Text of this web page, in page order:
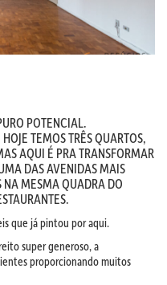
POTENCIAL.
TEMOS TRÊS QUARTOS,
AQUI É PRA TRANSFORMAR
DAS AVENIDAS MAIS
NA MESMA QUADRA DO
que já pintou por aqui.
super generoso, a
proporcionando muitos